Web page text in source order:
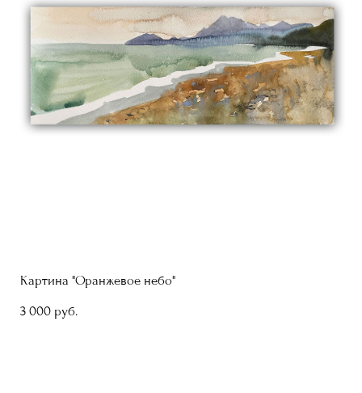
Картина "Оранжевое небо"
3 000 pуб.